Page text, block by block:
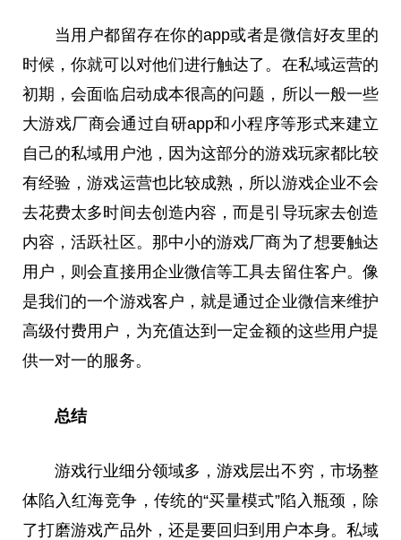
当用户都留存在你的app或者是微信好友里的
时候，你就可以对他们进行触达了。在私域运营的
初期，会面临启动成本很高的问题，所以一般一些
大游戏厂商会通过自研app和小程序等形式来建立
自己的私域用户池，因为这部分的游戏玩家都比较
有经验，游戏运营也比较成熟，所以游戏企业不会
去花费太多时间去创造内容，而是引导玩家去创造
内容，活跃社区。那中小的游戏厂商为了想要触达
用户，则会直接用企业微信等工具去留住客户。像
是我们的一个游戏客户，就是通过企业微信来维护
高级付费用户，为充值达到一定金额的这些用户提
供一对一的服务。
总结
游戏行业细分领域多，游戏层出不穷，市场整
体陷入红海竞争，传统的“买量模式”陷入瓶颈，除
了打磨游戏产品外，还是要回归到用户本身。私域